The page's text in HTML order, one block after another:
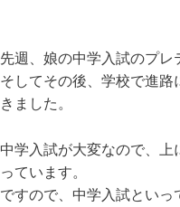
先週、娘の中学入試のプレ
そしてその後、学校で進
きました。
中学入試が大変なので、
っています。
ですので、中学入試とい